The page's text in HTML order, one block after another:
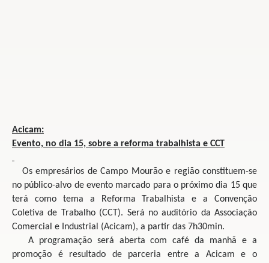
Acicam:
Evento, no dia 15, sobre a reforma trabalhista e CCT
Os empresários de Campo Mourão e região constituem-se
no público-alvo de evento marcado para o próximo dia 15 que
terá como tema a Reforma Trabalhista e a Convenção
Coletiva de Trabalho (CCT). Será no auditório da Associação
Comercial e Industrial (Acicam), a partir das 7h30min.
A programação será aberta com café da manhã e a
promoção é resultado de parceria entre a Acicam e o